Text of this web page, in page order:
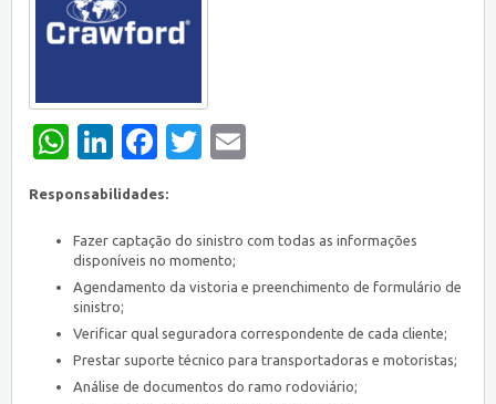
WhatsApp
LinkedIn
Facebook
Twitter
Responsabilidades:
Fazer captação do sinistro com todas as informações
disponíveis no momento;
Agendamento da vistoria e preenchimento de formulário de
sinistro;
Verificar qual seguradora correspondente de cada cliente;
Prestar suporte técnico para transportadoras e motoristas;
Análise de documentos do ramo rodoviário;